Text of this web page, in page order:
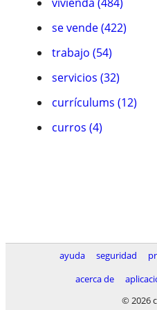
se vende (422)
trabajo (54)
servicios (32)
currículums (12)
curros (4)
ayuda seguridad
acerca de
© 2026